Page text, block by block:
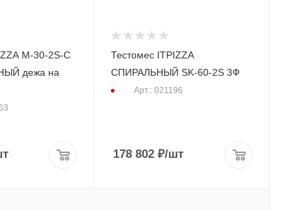
M-30-2S-С
дежа на
Тестомес ITPIZZA
СПИРАЛЬНЫЙ SK-60-2S 3Ф
Арт.: 021196
178 802 ₽/шт